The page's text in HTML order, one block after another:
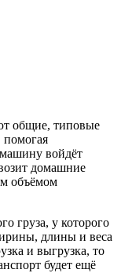
общие, типовые
помогая
машину войдёт
домашние
объёмом
груза, у которого
длины и веса
и выгрузка, то
будет ещё